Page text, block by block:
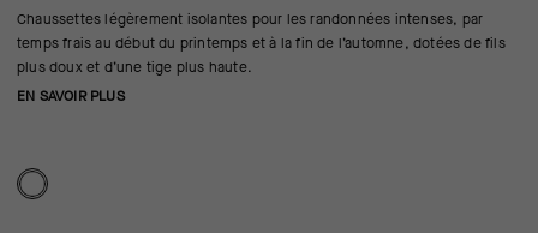
Chaussettes légèrement isolantes pour les randonnées intenses, par
temps frais au début du printemps et à la fin de l’automne, dotées de fils
plus doux et d’une tige plus haute.
EN SAVOIR PLUS